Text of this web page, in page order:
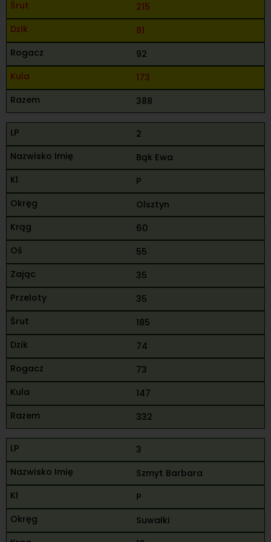
215
81
92
173
388
2
Bąk Ewa
P
Olsztyn
60
55
35
35
185
74
73
147
332
3
Szmyt Barbara
P
Suwałki